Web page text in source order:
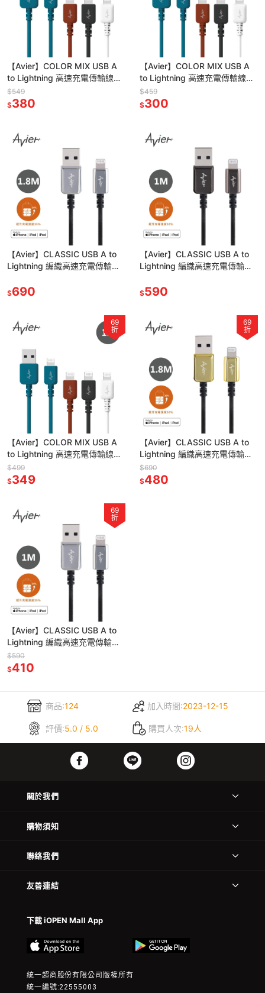
【Avier】COLOR MIX USB A
to Lightning 高速充電傳輸線
2M 四色任選
$549
$380
【Avier】COLOR MIX USB A
to Lightning 高速充電傳輸線
30cm 四色任選
$459
$300
【Avier】CLASSIC USB A to
Lightning 編織高速充電傳輸線
$690
【Avier】CLASSIC USB A to
Lightning 編織高速充電傳輸線
$590
69
折
【Avier】COLOR MIX USB A
to Lightning 高速充電傳輸線
1M 四色任選
$499
$349
69
折
【Avier】CLASSIC USB A to
Lightning 編織高速充電傳輸線
1.8M - 啞鉑金
$690
$480
69
折
【Avier】CLASSIC USB A to
Lightning 編織高速充電傳輸線
1M - 鋒芒銀
$590
$410
商品:124 加入時間:2023-12-15
評價:5.0 / 5.0 購買人次:19人
關於我們
購物須知
聯絡我們
友善連結
下載 iOPEN Mall App
統一超商股份有限公司版權所有
統一編號:22555003